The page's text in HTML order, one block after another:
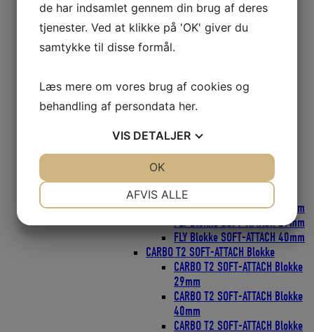
ESP Cruising 57mm
ESP Cruising 75mm
Flip-Flop Blokke
Micro Blokke
Micro blokke 16mm
POWER3 Ratchamatic HTE Skraldeblokke
PROTEXIT Faldudtag
FLY Blokke SOFT-ATTACH
FLY Blokke SOFT-ATTACH 18mm
FLY Blokke SOFT-ATTACH 29mm
FLY Blokke SOFT-ATTACH 40mm
CARBO T2 SOFT-ATTACH Blokke
CARBO T2 SOFT-ATTACH Blokke
29mm
CARBO T2 SOFT-ATTACH Blokke
40mm
CARBO T2 SOFT-ATTACH Blokke
de har indsamlet gennem din brug af deres
tjenester. Ved at klikke på 'OK' giver du
samtykke til disse formål.
Læs mere om vores brug af cookies og
behandling af persondata her.
VIS DETALJER
STATISTIK
AFVIS ALLE
OK